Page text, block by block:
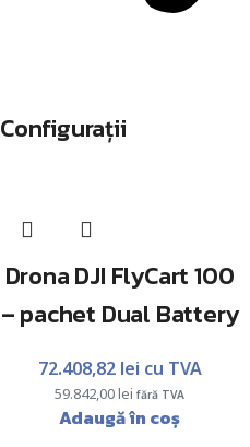
Configurații
Drona DJI FlyCart 100
– pachet Dual Battery
59.842,00lei fără TVA
72.408,82 lei cu TVA
Adaugă în coș